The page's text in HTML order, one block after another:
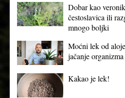
Dobar kao
čestoslavica ili
mnogo boljki
Moćni lek od
jačanje organizma
Kakao je lek!